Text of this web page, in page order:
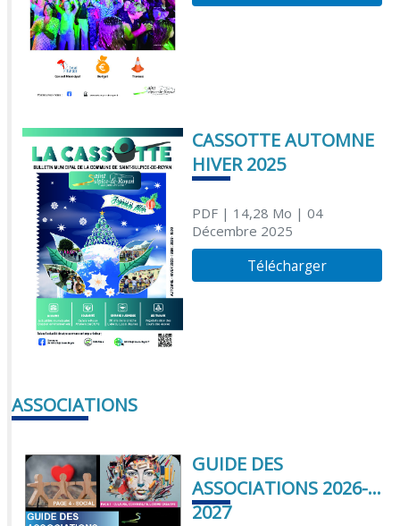
CASSOTTE AUTOMNE
HIVER 2025
PDF| 14,28 Mo | 04
Décembre 2025
Télécharger
ASSOCIATIONS
GUIDE DES
ASSOCIATIONS 2026-
2027